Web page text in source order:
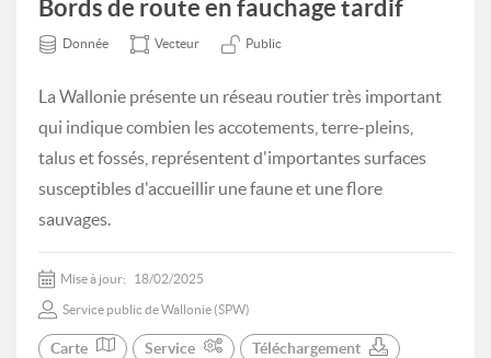
Bords de route en fauchage tardif
Donnée Vecteur Public
La Wallonie présente un réseau routier très important
qui indique combien les accotements, terre-pleins,
talus et fossés, représentent d'importantes surfaces
susceptibles d'accueillir une faune et une flore
sauvages.
Mise à jour: 18/02/2025
Service public de Wallonie (SPW)
Carte Service Téléchargement